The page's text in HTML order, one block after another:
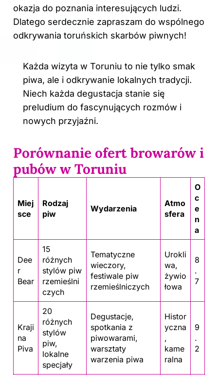
okazja do poznania interesujących ludzi.
Dlatego serdecznie zapraszam do wspólnego
odkrywania toruńskich skarbów piwnych!
Każda wizyta w Toruniu to nie tylko smak
piwa, ale i odkrywanie lokalnych tradycji.
Niech każda degustacja stanie się
preludium do fascynujących rozmów i
nowych przyjaźni.
Porównanie ofert browarów i
pubów w Toruniu
Miej
sce
Rodzaj
piw
Wydarzenia
Atmo
sfera
O
c
e
n
a
Dee
r
Bear
15
różnych
stylów piw
rzemieślni
czych
Tematyczne
wieczory,
festiwale piw
rzemieślniczych
Urokli
wa,
żywio
łowa
8
.
7
Kraji
na
Piva
20
różnych
stylów
piw,
lokalne
specjały
Degustacje,
spotkania z
piwowarami,
warsztaty
warzenia piwa
Histor
yczna
,
kame
ralna
9
.
2